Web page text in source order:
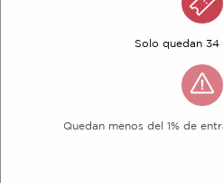
Solo quedan 34
Quedan menos del 1% de